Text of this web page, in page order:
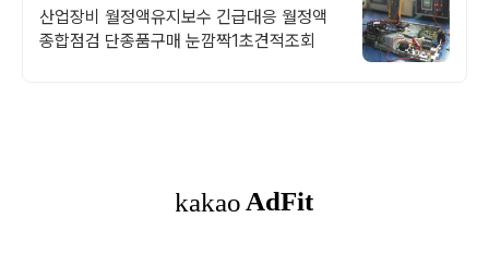
동화 장비판매수리보수
산업장비 월정액유지보수 긴급대응 월정액
종합점검 단종품구매 눈깜짝1초견적조회